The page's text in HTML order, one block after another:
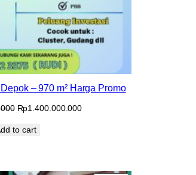
– 970 m² Harga Promo
Original
was:
Rp1.400.000.000Current
to cart